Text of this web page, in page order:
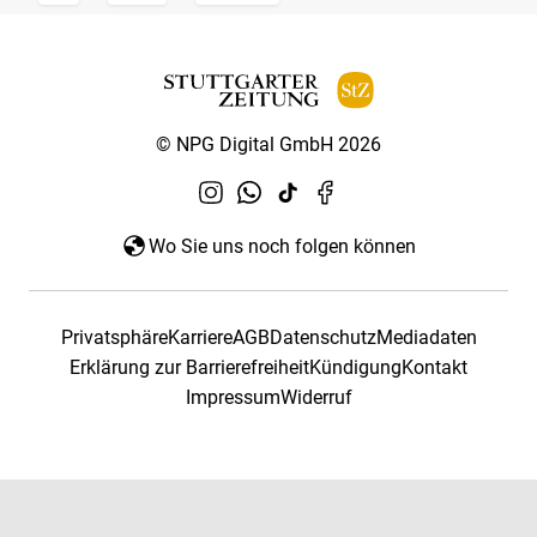
© NPG Digital GmbH 2026
Wo Sie uns noch folgen können
PrivatsphäreKarriereAGBDatenschutzMediadaten
Erklärung zur BarrierefreiheitKündigungKontakt
ImpressumWiderruf